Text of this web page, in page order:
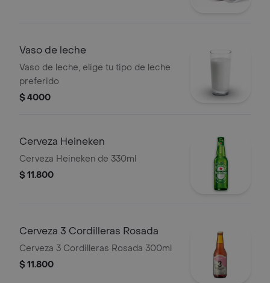
Vaso de leche
Vaso de leche, elige tu tipo de leche
preferido
$ 4000
Cerveza Heineken
Cerveza Heineken de 330ml
$ 11.800
Cerveza 3 Cordilleras Rosada
Cerveza 3 Cordilleras Rosada 300ml
$ 11.800